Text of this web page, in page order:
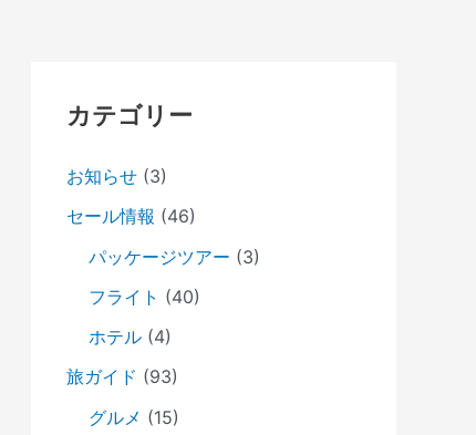
カテゴリー
お知らせ (3)
セール情報 (46)
パッケージツアー (3)
フライト (40)
ホテル (4)
旅ガイド (93)
グルメ (15)